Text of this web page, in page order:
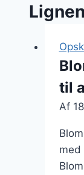
til
Af
med